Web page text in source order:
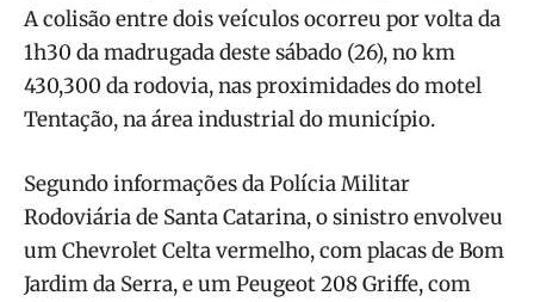
A colisão entre dois veículos ocorreu por volta da
1h30 da madrugada deste sábado (26), no km
430,300 da rodovia, nas proximidades do motel
Tentação, na área industrial do município.
Segundo informações da Polícia Militar
Rodoviária de Santa Catarina, o sinistro envolveu
um Chevrolet Celta vermelho, com placas de Bom
Jardim da Serra, e um Peugeot 208 Griffe, com